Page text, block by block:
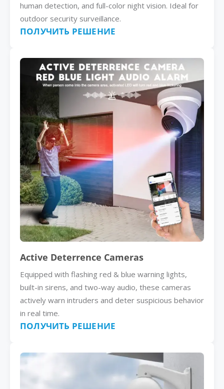
human detection, and full-color night vision. Ideal for
outdoor security surveillance.
ПОЛУЧИТЬ РЕШЕНИЕ
Active Deterrence Cameras
Equipped with flashing red & blue warning lights,
built-in sirens, and two-way audio, these cameras
actively warn intruders and deter suspicious behavior
in real time.
ПОЛУЧИТЬ РЕШЕНИЕ